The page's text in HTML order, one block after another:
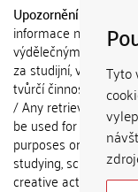
Tyto
Upozornění / Notice:
informace nemohou
výdělečným účelům
za studijní, vědeckou
tvůrčí činnost jiné
/ Any retrieved
be used for any
purposes or claimed
studying, scientific or
creative activities of